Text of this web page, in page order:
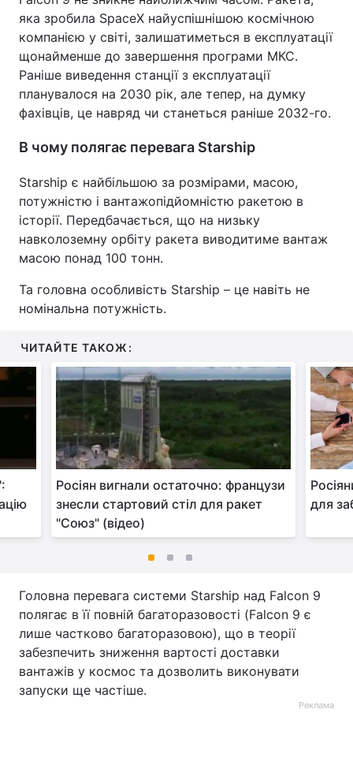
яка зробила SpaceX найуспішнішою космічною
компанією у світі, залишатиметься в експлуатації
щонайменше до завершення програми МКС.
Раніше виведення станції з експлуатації
планувалося на 2030 рік, але тепер, на думку
фахівців, це навряд чи станеться раніше 2032-го.
В чому полягає перевага Starship
Starship є найбільшою за розмірами, масою,
потужністю і вантажопідйомністю ракетою в
історії. Передбачається, що на низьку
навколоземну орбіту ракета виводитиме вантаж
масою понад 100 тонн.
Та головна особливість Starship – це навіть не
номінальна потужність.
ЧИТАЙТЕ ТАКОЖ:
Росіян вигнали остаточно: французи
знесли стартовий стіл для ракет
"Союз" (відео)
для
Головна перевага системи Starship над Falcon 9
полягає в її повній багаторазовості (Falcon 9 є
лише частково багаторазовою), що в теорії
забезпечить зниження вартості доставки
вантажів у космос та дозволить виконувати
запуски ще частіше.
Реклама